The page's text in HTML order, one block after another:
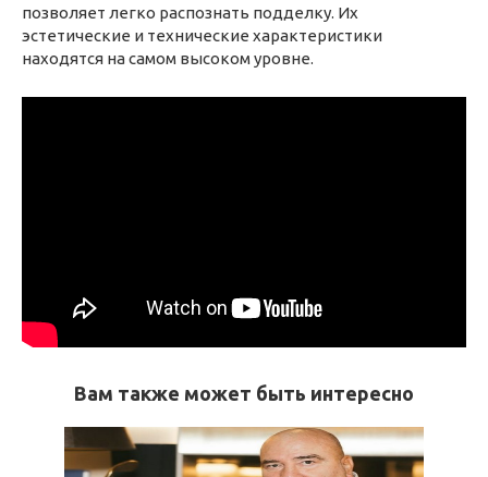
позволяет легко распознать подделку. Их
эстетические и технические характеристики
находятся на самом высоком уровне.
Вам также может быть интересно